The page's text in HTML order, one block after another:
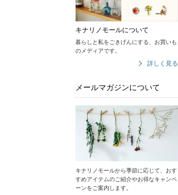
キナリノモールについて
暮らしと私をごきげんにする、お買いも
のメディアです。
詳しく見る
メールマガジンについて
キナリノモールから季節に応じて、おす
すめアイテムのご紹介やお得なキャンペ
ーンをご案内します。